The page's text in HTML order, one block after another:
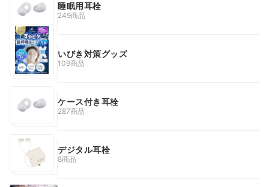
睡眠用耳栓
249商品
いびき対策グッズ
109商品
ケース付き耳栓
287商品
デジタル耳栓
8商品